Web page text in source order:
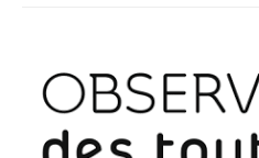
Équilibre